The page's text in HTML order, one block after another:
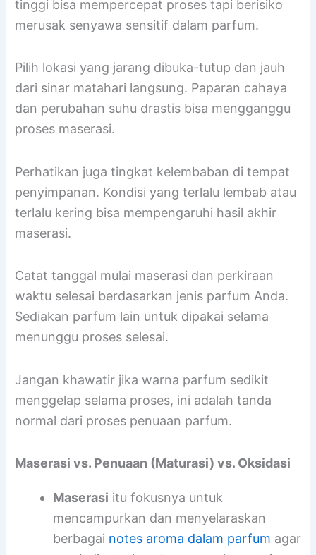
Jaga suhu penyimpanan tetap stabil, idealnya
tinggi bisa mempercepat proses tapi berisiko
merusak senyawa sensitif dalam parfum.
Pilih lokasi yang jarang dibuka-tutup dan jauh
dan perubahan suhu drastis bisa mengganggu
proses maserasi.
Perhatikan juga tingkat kelembaban di tempat
terlalu kering bisa mempengaruhi hasil akhir
maserasi.
Catat tanggal mulai maserasi dan perkiraan
Sediakan parfum lain untuk dipakai selama
menunggu proses selesai.
menggelap selama proses, ini adalah tanda
normal dari proses penuaan parfum.
Maserasi vs. Penuaan (Maturasi) vs. Oksidasi